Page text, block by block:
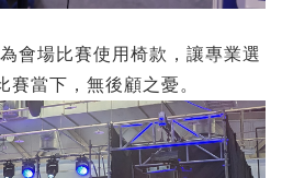
會場比賽使用椅款，讓專業選
當下，無後顧之憂。